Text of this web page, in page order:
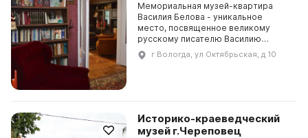
Мемориальная музей-квартира
Василия Белова - уникальное
место, посвященное великому
русскому писателю Василию
Ивановичу Белову (1932–2012). Он
был одним из основоположников
г Вологда, ул Октябрьская, д 10
Историко-краеведческий
музей г.Череповец